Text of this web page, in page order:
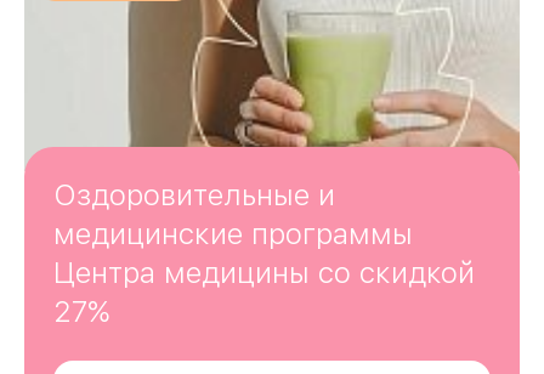
Оздоровительные и
медицинские программы
Центра медицины со скидкой
27%